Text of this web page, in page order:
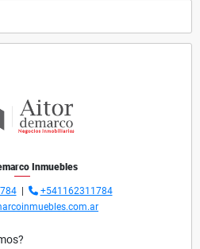
Inmuebles
|
+541162311784